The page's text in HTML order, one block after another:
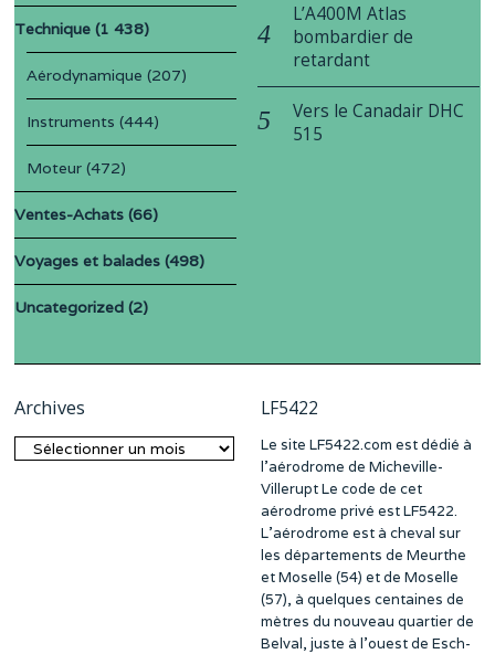
Technique (1 438)
Aérodynamique (207)
Instruments (444)
Moteur (472)
Ventes-Achats (66)
Voyages et balades (498)
Uncategorized (2)
L’A400M Atlas
bombardier de
retardant
Vers le Canadair DHC
515
Archives
Archives
LF5422
Le site LF5422.com est dédié à
l’aérodrome de Micheville-
Villerupt Le code de cet
aérodrome privé est LF5422.
L’aérodrome est à cheval sur
les départements de Meurthe
et Moselle (54) et de Moselle
(57), à quelques centaines de
mètres du nouveau quartier de
Belval, juste à l’ouest de Esch-